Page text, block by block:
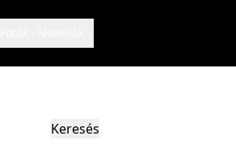
Keresés